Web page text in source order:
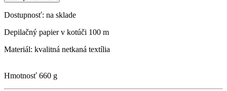
Dostupnosť: na sklade
Depilačný papier v kotúči 100 m
Materiál: kvalitná netkaná textília
Hmotnosť 660 g